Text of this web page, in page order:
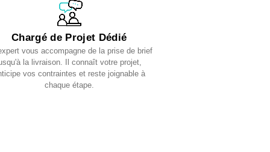
Chargé de Projet Dédié
vous accompagne de la prise de brief
la livraison. Il connaît votre projet,
vos contraintes et reste joignable à
chaque étape.